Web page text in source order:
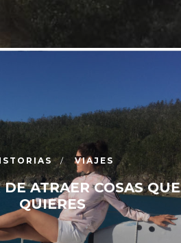
VIAJES
ATRAER COSAS QUE
QUIERES